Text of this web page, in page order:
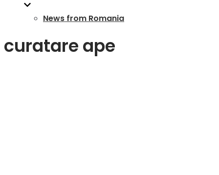
News from Romania
curatare ape